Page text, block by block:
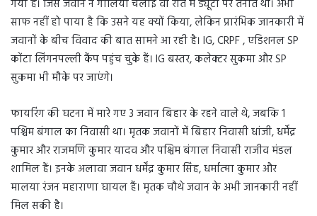
गया है। जिस जवान ने गोलियां चलाई वो रात में ड्यूटी पर तैनात था। अभी
साफ नहीं हो पाया है कि उसने यह क्यों किया, लेकिन प्रारंभिक जानकारी में
जवानों के बीच विवाद की बात सामने आ रही है। IG, CRPF , एडिशनल SP
कोंटा लिंगनपल्ली कैंप पहुंच चुके हैं। IG बस्तर, कलेक्टर सुकमा और SP
सुकमा भी मौके पर जाएंगे।
फायरिंग की घटना में मारे गए 3 जवान बिहार के रहने वाले थे, जबकि 1
पश्चिम बंगाल का निवासी था। मृतक जवानों में बिहार निवासी धांजी, धर्मेंद्र
कुमार और राजमणि कुमार यादव और पश्चिम बंगाल निवासी राजीव मंडल
शामिल हैं। इनके अलावा जवान धर्मेंद्र कुमार सिंह, धर्मात्मा कुमार और
मालया रंजन महाराणा घायल हैं। मृतक चौथे जवान के अभी जानकारी नहीं
मिल सकी है।